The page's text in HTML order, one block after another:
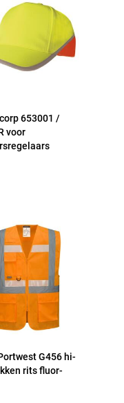
653001 /
voor
G456 hi-
rits fluor-